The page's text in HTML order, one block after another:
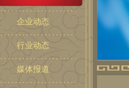
企业动态
行业动态
媒体报道